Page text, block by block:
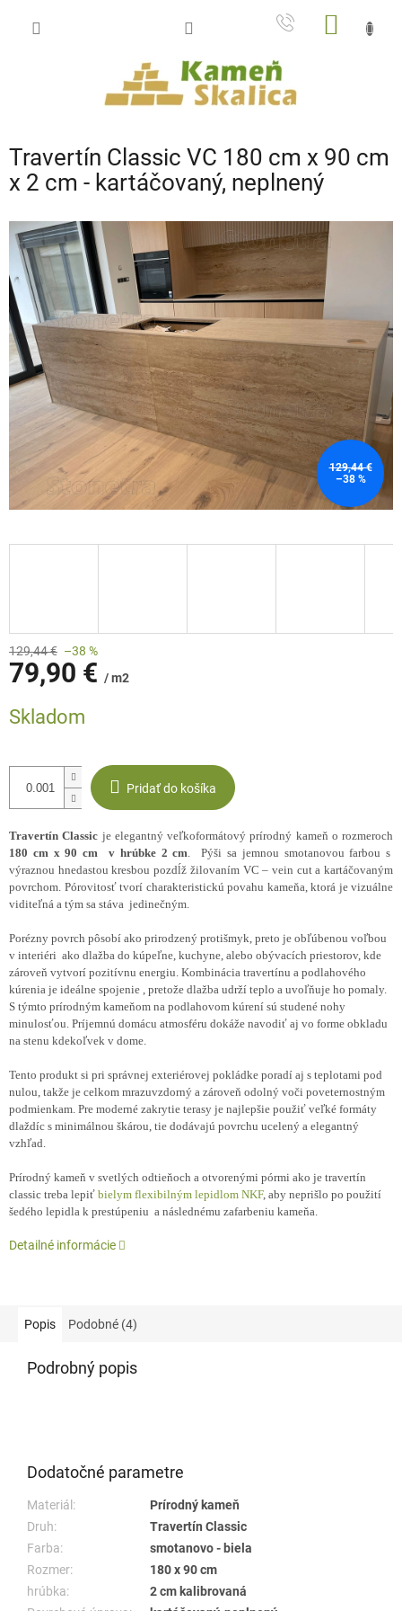
Travertín Classic VC 180 cm x 90 cm
x 2 cm - kartáčovaný, neplnený
129,44 €
–38 %
129,44 € –38 %
79,90 € / m2
cena:
Skladom
Pridať do košíka
Travertín Classic je elegantný veľkoformátový prírodný kameň o rozmeroch
180 cm x 90 cm v hrúbke 2 cm. Pýši sa jemnou smotanovou farbou s
výraznou hnedastou kresbou pozdĺž žilovaním VC – vein cut a kartáčovaným
povrchom. Pórovitosť tvorí charakteristickú povahu kameňa, ktorá je vizuálne
viditeľná a tým sa stáva jedinečným.
Porézny povrch pôsobí ako prirodzený protišmyk, preto je obľúbenou voľbou
v interiéri ako dlažba do kúpeľne, kuchyne, alebo obývacích priestorov, kde
zároveň vytvorí pozitívnu energiu. Kombinácia travertínu a podlahového
kúrenia je ideálne spojenie , pretože dlažba udrží teplo a uvoľňuje ho pomaly.
S týmto prírodným kameňom na podlahovom kúrení sú studené nohy
minulosťou. Príjemnú domácu atmosféru dokáže navodiť aj vo forme obkladu
na stenu kdekoľvek v dome.
Tento produkt si pri správnej exteriérovej pokládke poradí aj s teplotami pod
nulou, takže je celkom mrazuvzdorný a zároveň odolný voči poveternostným
podmienkam. Pre moderné zakrytie terasy je najlepšie použiť veľké formáty
dlaždíc s minimálnou škárou, tie dodávajú povrchu ucelený a elegantný
vzhľad.
Prírodný kameň v svetlých odtieňoch a otvorenými pórmi ako je travertín
classic treba lepiť bielym flexibilným lepidlom NKF, aby neprišlo po použití
šedého lepidla k prestúpeniu a následnému zafarbeniu kameňa.
Detailné informácie
Popis Podobné (4)
Podrobný popis
Dodatočné parametre
Materiál:
Prírodný kameň
Druh:
Travertín Classic
Farba:
smotanovo - biela
Rozmer:
180 x 90 cm
hrúbka:
2 cm kalibrovaná